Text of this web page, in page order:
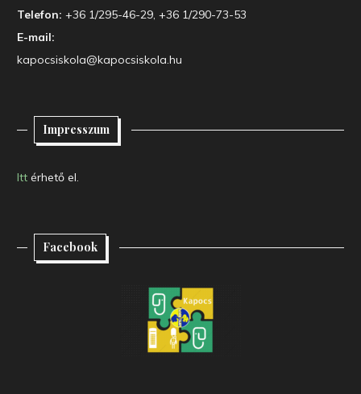
Telefon: +36 1/295-46-29, +36 1/290-73-53
E-mail:
kapocsiskola@kapocsiskola.hu
Impresszum
Itt érhető el.
Facebook